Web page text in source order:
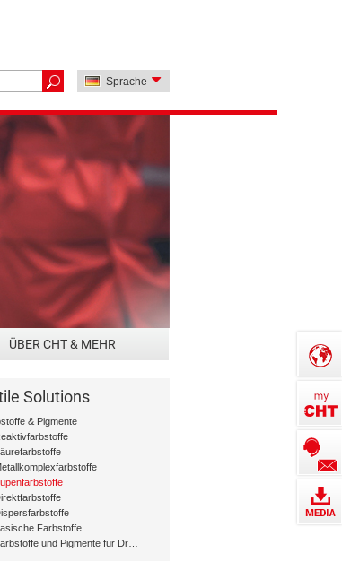
Sprache
ÜBER CHT & MEHR
Solutions
& Pigmente
Farbstoffe
und Pigmente für Druck